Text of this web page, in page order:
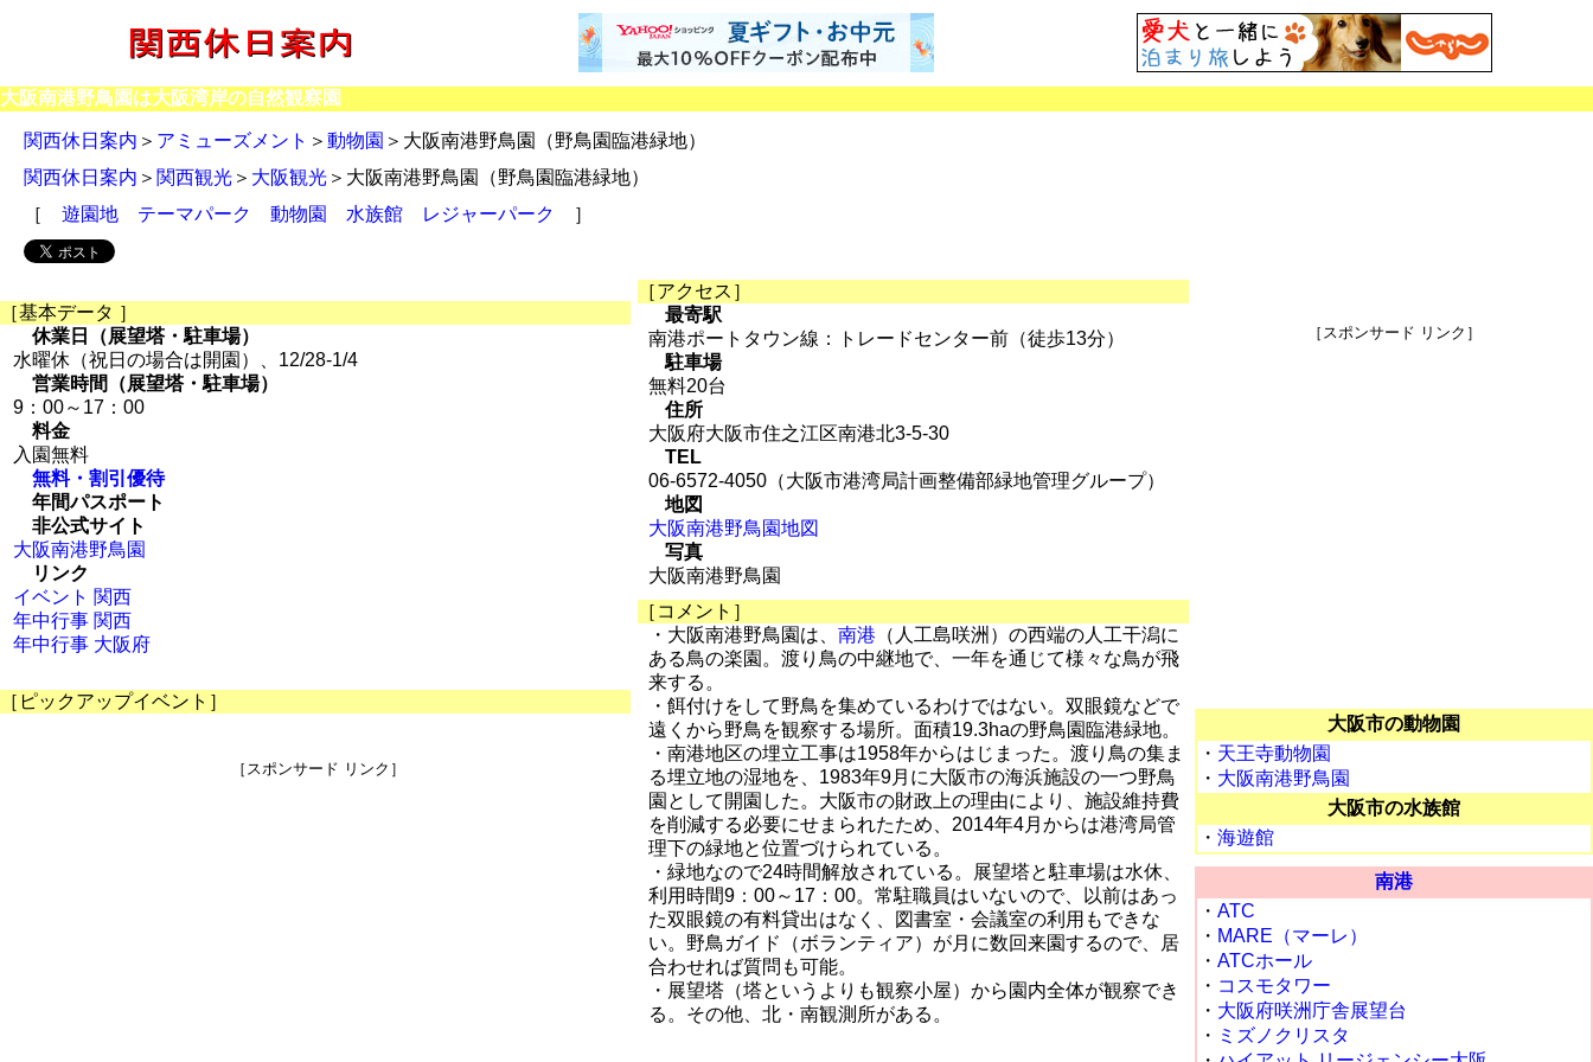
大阪南港野鳥園は大阪湾岸の自然観察園
関西休日案内 ＞ アミューズメント ＞ 動物園 ＞大阪南港野鳥園（野鳥園臨港緑地）
関西休日案内 ＞ 関西観光 ＞ 大阪観光 ＞大阪南港野鳥園（野鳥園臨港緑地）
［ 遊園地 テーマパーク 動物園 水族館 レジャーパーク ］
［基本データ ］
休業日（展望塔・駐車場）
水曜休（祝日の場合は開園）、12/28-1/4
営業時間（展望塔・駐車場）
9：00～17：00
料金
入園無料
無料・割引優待
年間パスポート
非公式サイト
大阪南港野鳥園
リンク
イベント 関西
年中行事 関西
年中行事 大阪府
［ピックアップイベント］
［スポンサード リンク］
［アクセス］
最寄駅
南港ポートタウン線：トレードセンター前（徒歩13分）
駐車場
無料20台
住所
大阪府大阪市住之江区南港北3-5-30
TEL
06-6572-4050（大阪市港湾局計画整備部緑地管理グループ）
地図
大阪南港野鳥園地図
写真
大阪南港野鳥園
［コメント］
・大阪南港野鳥園は、南港 （人工島咲洲）の西端の人工干潟に
ある鳥の楽園。渡り鳥の中継地で、一年を通じて様々な鳥が飛
来する。
・餌付けをして野鳥を集めているわけではない。双眼鏡などで
遠くから野鳥を観察する場所。面積19.3haの野鳥園臨港緑地。
・南港地区の埋立工事は1958年からはじまった。渡り鳥の集ま
る埋立地の湿地を、1983年9月に大阪市の海浜施設の一つ野鳥
園として開園した。大阪市の財政上の理由により、施設維持費
を削減する必要にせまられたため、2014年4月からは港湾局管
理下の緑地と位置づけられている。
・緑地なので24時間解放されている。展望塔と駐車場は水休、
利用時間9：00～17：00。常駐職員はいないので、以前はあっ
た双眼鏡の有料貸出はなく、図書室・会議室の利用もできな
い。野鳥ガイド（ボランティア）が月に数回来園するので、居
合わせれば質問も可能。
・展望塔（塔というよりも観察小屋）から園内全体が観察でき
る。その他、北・南観測所がある。
［スポンサード リンク］
大阪市の動物園
・ 天王寺動物園
・ 大阪南港野鳥園
大阪市の水族館
・ 海遊館
南港
・ ATC
・ MARE（マーレ）
・ ATCホール
・ コスモタワー
・ 大阪府咲洲庁舎展望台
・ ミズノクリスタ